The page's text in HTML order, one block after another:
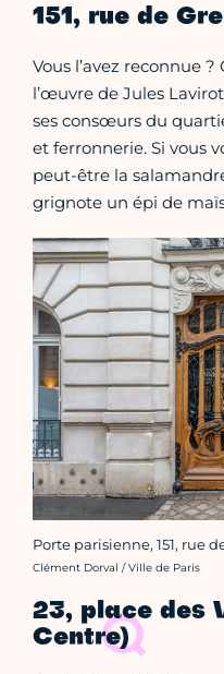
151, rue de
Vous l’avez reconnue
l’œuvre de Jules
ses consœurs du
et ferronnerie. Si vous
peut-être la
grignote un épi de
Porte parisienne, 151, rue
Crédit photo :
Clément Dorval / Ville de Paris
23, place des
Centre)